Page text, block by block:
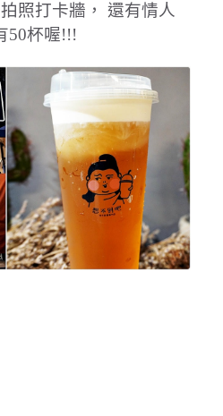
照打卡牆， 還有情人
50杯喔!!!